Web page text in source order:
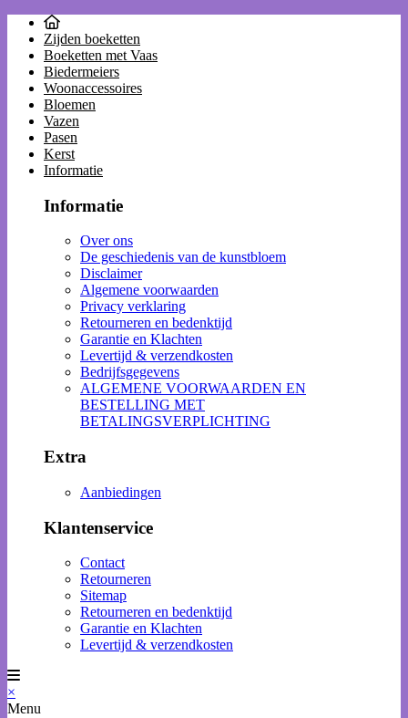
Zijden boeketten
Boeketten met Vaas
Biedermeiers
Woonaccessoires
Bloemen
Vazen
Pasen
Kerst
Informatie
Informatie
Over ons
De geschiedenis van de kunstbloem
Disclaimer
Algemene voorwaarden
Privacy verklaring
Retourneren en bedenktijd
Garantie en Klachten
Levertijd & verzendkosten
Bedrijfsgegevens
ALGEMENE VOORWAARDEN EN
BESTELLING MET
BETALINGSVERPLICHTING
Extra
Aanbiedingen
Klantenservice
Contact
Retourneren
Sitemap
Retourneren en bedenktijd
Garantie en Klachten
Levertijd & verzendkosten
×
Menu